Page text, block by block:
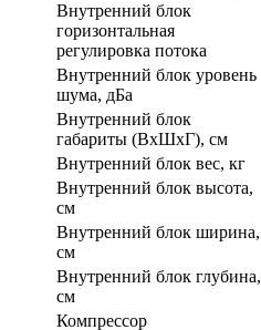
Внутренний блок
горизонтальная
регулировка потока
Внутренний блок уровень
шума, дБа
Внутренний блок
габариты (ВхШхГ), см
Внутренний блок вес, кг
Внутренний блок высота,
см
Внутренний блок ширина,
см
Внутренний блок глубина,
см
Компрессор